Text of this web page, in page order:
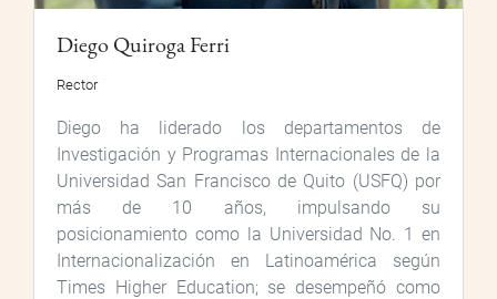
Diego Quiroga Ferri
Rector
Diego ha liderado los departamentos de
Investigación y Programas Internacionales de la
Universidad San Francisco de Quito (USFQ) por
más de 10 años, impulsando su
posicionamiento como la Universidad No. 1 en
Internacionalización en Latinoamérica según
Times Higher Education; se desempeñó como